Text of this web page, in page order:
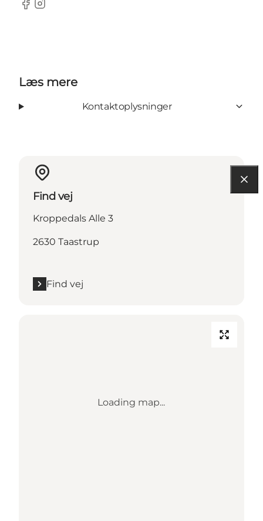
Facebook
Instagram
Læs mere
Kontaktoplysninger
Find vej
Kroppedals Alle 3
2630 Taastrup
Find vej
Loading map...